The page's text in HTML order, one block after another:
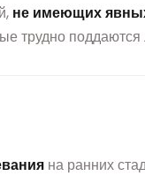
не имеющих
трудно
на ранних